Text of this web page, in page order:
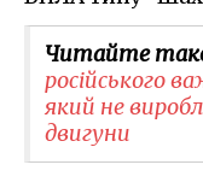
Читайте
російського
який не
двигуни